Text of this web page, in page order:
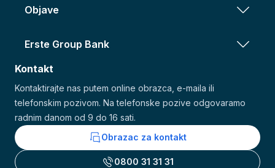
Objave
Erste Group Bank
Kontakt
Kontaktirajte nas putem online obrazca, e-maila ili
telefonskim pozivom. Na telefonske pozive odgovaramo
radnim danom od 9 do 16 sati.
Obrazac za kontakt
0800 31 31 31